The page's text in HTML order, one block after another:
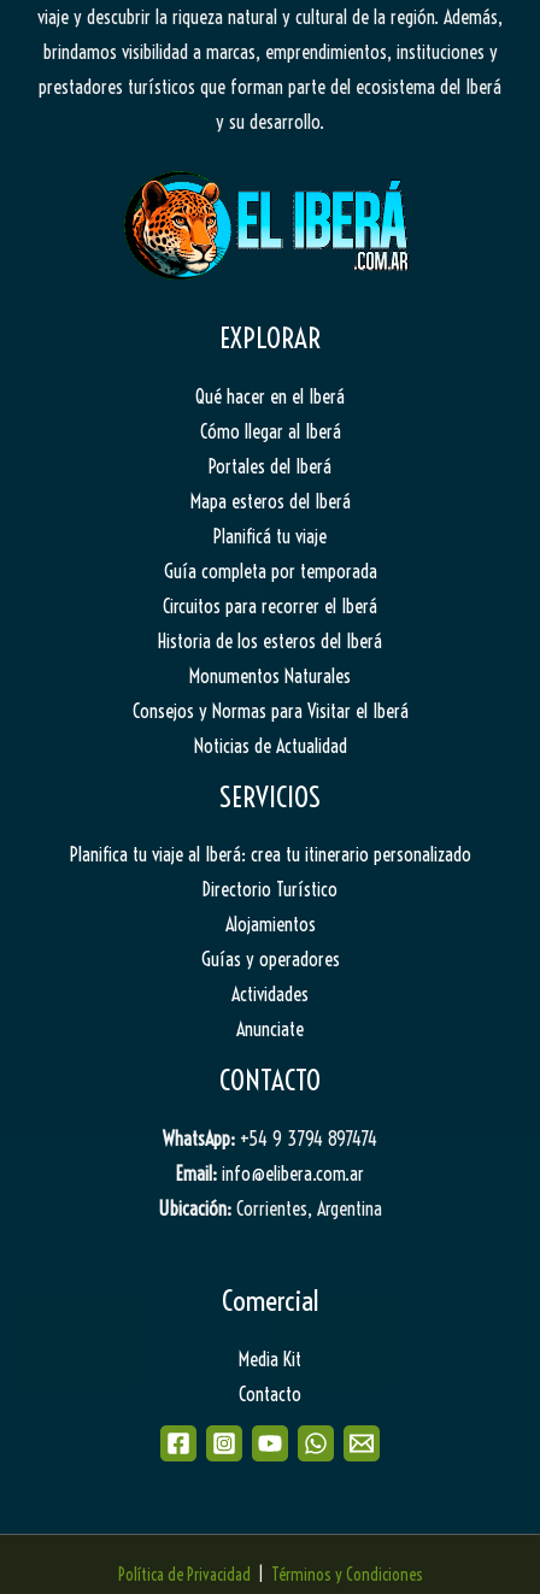
viaje y descubrir la riqueza natural y cultural de la región. Además,
brindamos visibilidad a marcas, emprendimientos, instituciones y
prestadores turísticos que forman parte del ecosistema del Iberá
y su desarrollo.
EXPLORAR
Qué hacer en el Iberá
Cómo llegar al Iberá
Portales del Iberá
Mapa esteros del Iberá
Planificá tu viaje
Guía completa por temporada
Circuitos para recorrer el Iberá
Historia de los esteros del Iberá
Monumentos Naturales
Consejos y Normas para Visitar el Iberá
Noticias de Actualidad
SERVICIOS
Planifica tu viaje al Iberá: crea tu itinerario personalizado
Directorio Turístico
Alojamientos
Guías y operadores
Actividades
Anunciate
CONTACTO
WhatsApp: +54 9 3794 897474
Email: info@elibera.com.ar
Ubicación: Corrientes, Argentina
Comercial
Media Kit
Contacto
Política de Privacidad Términos y Condiciones